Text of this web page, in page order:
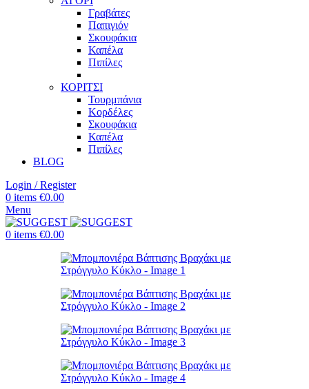
Γραβάτες
Παπιγιόν
Σκουφάκια
Καπέλα
Πιπίλες
ΚΟΡΙΤΣΙ
Τουρμπάνια
Κορδέλες
Σκουφάκια
Καπέλα
Πιπίλες
BLOG
Login / Register
0 items €0.00
Menu
0 items €0.00